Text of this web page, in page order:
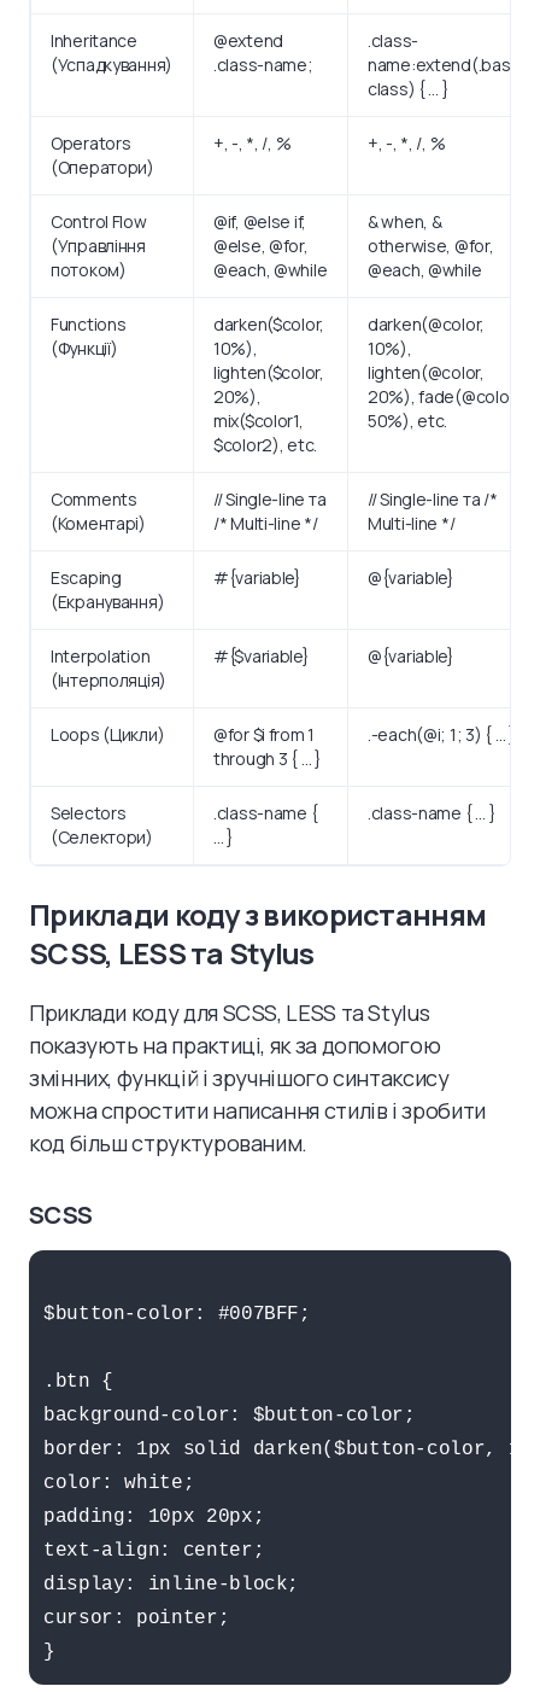
Inheritance
(Успадкування)
@extend
.class-name;
.class-
name:extend(.base-
class) { … }
Operators
(Оператори)
+, -, *, /, % +, -, *, /, %
Control Flow
(Управління
потоком)
@if, @else if,
@else, @for,
@each, @while
& when, &
otherwise, @for,
@each, @while
Functions
(Функції)
darken($color,
10%),
lighten($color,
20%),
mix($color1,
$color2), etc.
darken(@color,
10%),
lighten(@color,
20%), fade(@color,
50%), etc.
Comments
(Коментарі)
// Single-line та
/* Multi-line */
// Single-line та /*
Multi-line */
Escaping
(Екранування)
#{variable} @{variable}
Interpolation
(Інтерполяція)
#{$variable} @{variable}
Loops (Цикли)
@for $i from 1
through 3 { … }
.-each(@i; 1; 3) { … }
Selectors
(Селектори)
.class-name {
… }
.class-name { … }
Приклади коду з використанням
SCSS, LESS та Stylus
Приклади коду для SCSS, LESS та Stylus
показують на практиці, як за допомогою
змінних, функцій і зручнішого синтаксису
можна спростити написання стилів і зробити
код більш структурованим.
SCSS
$button-color: #007BFF;
.btn {
background-color: $button-color;
border: 1px solid darken($button-color,
color: white;
padding: 10px 20px;
text-align: center;
display: inline-block;
cursor: pointer;